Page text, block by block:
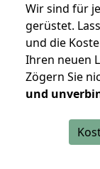
Wir sind für
gerüstet.
und die
Ihren neuen
Zögern Sie
und